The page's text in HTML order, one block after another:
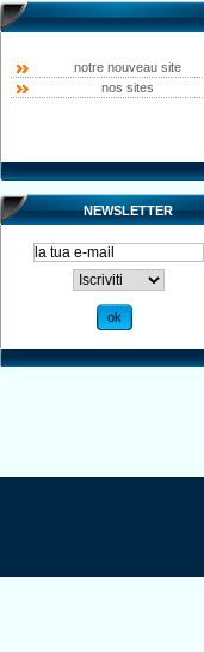
notre nouveau site
nos sites
NEWSLETTER